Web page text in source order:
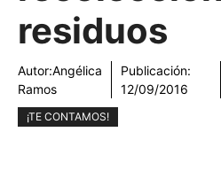
residuos
Autor:Angélica
Ramos
Publicación:
12/09/2016
¡TE CONTAMOS!